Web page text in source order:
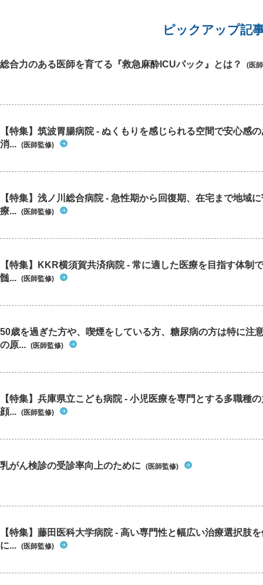
ピックアップ記
総合力のある医師を育てる『救急麻酔ICUパック』とは？ (医
【特集】筑波胃腸病院 - ぬくもりを感じられる空間で安心感
消... (医師監修)
【特集】浅ノ川総合病院 - 急性期から回復期、在宅まで地域
療... (医師監修)
【特集】KKR横須賀共済病院 - 常に適した医療を目指す体制
髄... (医師監修)
50歳を過ぎた方や、喫煙をしている方、糖尿病の方は特に注
の原... (医師監修)
【特集】兵庫県立こども病院 - 小児医療を専門とする多職種
顔... (医師監修)
乳がん検診の受診率向上のために (医師監修)
【特集】藤田医科大学病院 - 高い専門性と幅広い治療選択肢
に... (医師監修)